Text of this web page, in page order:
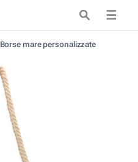
☰
Borse mare personalizzate